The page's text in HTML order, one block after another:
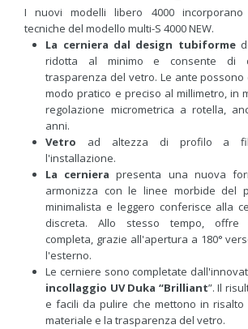
I nuovi modelli libero 4000 incorporano
tecniche del modello multi-S 4000 NEW.
La cerniera dal design tubiforme
ridotta al minimo e consente di
trasparenza del vetro. Le ante
modo pratico e preciso al millimetro, in
regolazione micrometrica a rotella,
anni.
Vetro ad altezza di profilo a
l'installazione.
La cernierapresenta una nuova
armonizza con le linee morbide del
minimalista e leggero conferisce alla
discreta. Allo stesso tempo, offre
completa, grazie all'apertura a 180°
l'esterno.
Le cerniere sono completate
incollaggio UV Duka “Brilliant”. Il
e facili da pulire che mettono in
materiale e la trasparenza del vetro.